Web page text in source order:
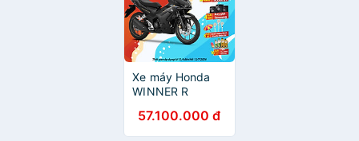
Xe máy Honda
WINNER R
57.100.000 đ